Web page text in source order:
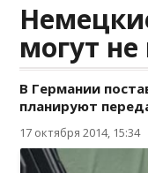
могут
В Германии
планируют
17 октября 2014, 15:34